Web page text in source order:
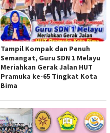
Tampil Kompak dan Penuh
Semangat, Guru SDN 1 Melayu
Meriahkan Gerak Jalan HUT
Pramuka ke-65 Tingkat Kota
Bima